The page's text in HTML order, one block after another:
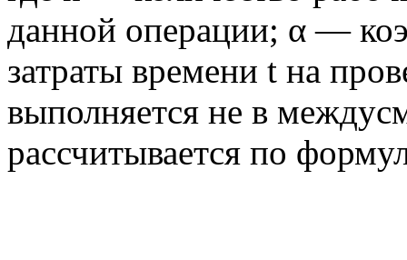
данной операции; α —
затраты времени t на
выполняется не в
рассчитывается по